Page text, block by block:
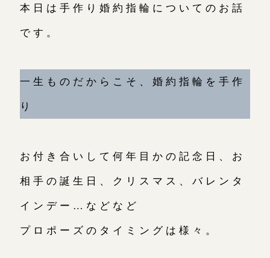
本日は手作り婚約指輪についてのお話
です。
一生ものだからこそ、婚約指輪を手作
り
お付き合いして何年目かの記念日、お
相手の誕生日、クリスマス、バレンタ
インデー…などなど
プロポーズのタイミングは様々。
10:00～18:00 /年中無休
目黒本店 来店ご予約